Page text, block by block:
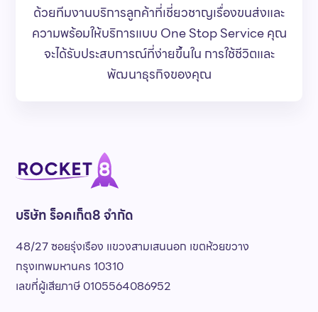
ด้วยทีมงานบริการลูกค้าที่เชี่ยวชาญเรื่องขนส่งและ
ความพร้อมให้บริการแบบ One Stop Service คุณ
จะได้รับประสบการณ์ที่ง่ายขึ้นใน การใช้ชีวิตและ
พัฒนาธุรกิจของคุณ
บริษัท ร็อคเก็ต8 จำกัด
48/27 ซอยรุ่งเรือง แขวงสามเสนนอก เขตห้วยขวาง
กรุงเทพมหานคร 10310
เลขที่ผู้เสียภาษี 0105564086952